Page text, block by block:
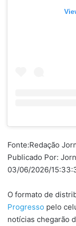
Fonte:Redação
Publicado Por:
03/06/2026/
O formato de
Progresso pelo
notícias chegarão